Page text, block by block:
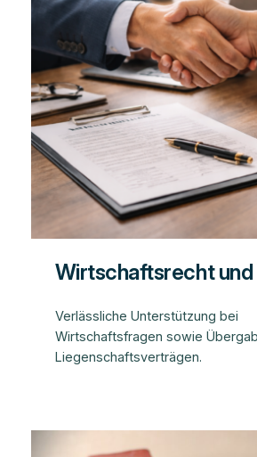
Wirtschaftsrecht
Verlässliche Unterstützung bei
Wirtschaftsfragen sowie
Liegenschaftsverträgen.